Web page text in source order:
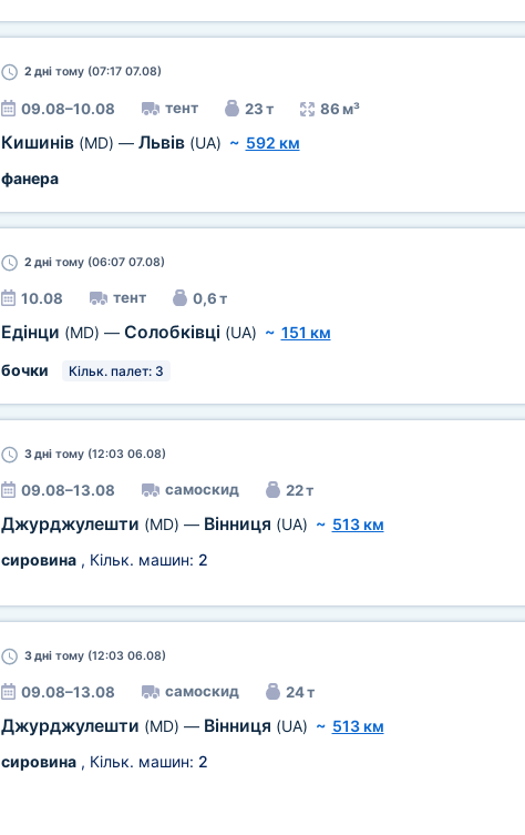
2 днітому (07:17 07.08)
09.08–10.08 тент 23 т 86 м³
Кишинів (MD) — Львів (UA) ~ 592 км
фанера
2 днітому (06:07 07.08)
10.08 тент 0,6 т
Едінци (MD) — Солобківці (UA) ~ 151 км
бочки
Кільк. палет: 3
3 днітому (12:03 06.08)
09.08–13.08 самоскид 22 т
Джурджулешти (MD) — Вінниця (UA) ~ 513 км
сировина, Кільк. машин: 2
3 днітому (12:03 06.08)
09.08–13.08 самоскид 24 т
Джурджулешти (MD) — Вінниця (UA) ~ 513 км
сировина, Кільк. машин: 2